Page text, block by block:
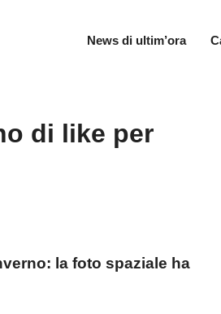
News di ultim’ora
di like per
la foto spaziale ha